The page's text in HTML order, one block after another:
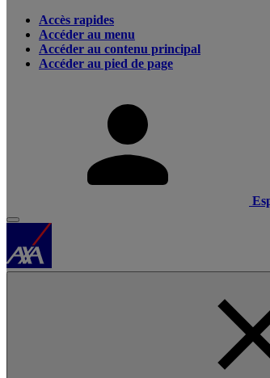
Accès rapides
Accéder au menu
Accéder au contenu principal
Accéder au pied de page